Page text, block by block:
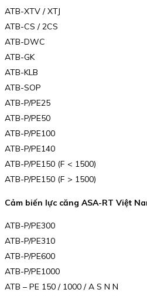
ATB-XTV / XTJ
ATB-CS / 2CS
ATB-DWC
ATB-GK
ATB-KLB
ATB-SOP
ATB-P/PE25
ATB-P/PE50
ATB-P/PE100
ATB-P/PE140
ATB-P/PE150 (F < 1500)
ATB-P/PE150 (F > 1500)
Cảm biến lực căng ASA-RT Việt
ATB-P/PE300
ATB-P/PE310
ATB-P/PE600
ATB-P/PE1000
ATB – PE 150 / 1000 / A S N N